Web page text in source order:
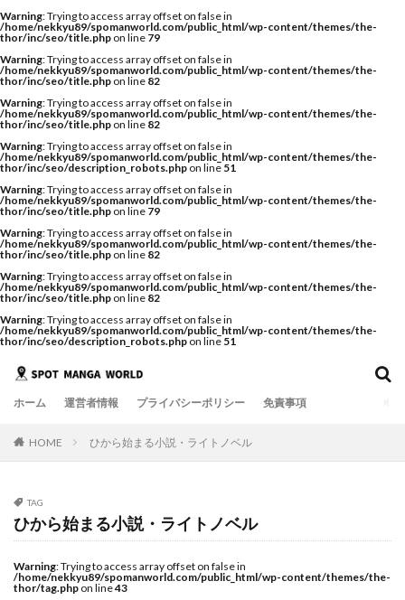
Warning: Trying to access array offset on false in
/home/nekkyu89/spomanworld.com/public_html/wp-content/themes/the-
thor/inc/seo/title.php on line 79
Warning: Trying to access array offset on false in
/home/nekkyu89/spomanworld.com/public_html/wp-content/themes/the-
thor/inc/seo/title.php on line 82
Warning: Trying to access array offset on false in
/home/nekkyu89/spomanworld.com/public_html/wp-content/themes/the-
thor/inc/seo/title.php on line 82
Warning: Trying to access array offset on false in
/home/nekkyu89/spomanworld.com/public_html/wp-content/themes/the-
thor/inc/seo/description_robots.php on line 51
Warning: Trying to access array offset on false in
/home/nekkyu89/spomanworld.com/public_html/wp-content/themes/the-
thor/inc/seo/title.php on line 79
Warning: Trying to access array offset on false in
/home/nekkyu89/spomanworld.com/public_html/wp-content/themes/the-
thor/inc/seo/title.php on line 82
Warning: Trying to access array offset on false in
/home/nekkyu89/spomanworld.com/public_html/wp-content/themes/the-
thor/inc/seo/title.php on line 82
Warning: Trying to access array offset on false in
/home/nekkyu89/spomanworld.com/public_html/wp-content/themes/the-
thor/inc/seo/description_robots.php on line 51
ホーム 運営者情報 プライバシーポリシー 免責事項
HOME ひから始まる小説・ライトノベル
TAG
ひから始まる小説・ライトノベル
Warning: Trying to access array offset on false in
/home/nekkyu89/spomanworld.com/public_html/wp-content/themes/the-
thor/tag.php on line43